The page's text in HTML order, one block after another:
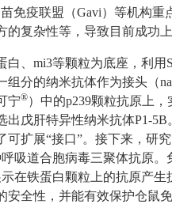
苗免疫联盟（Gavi）等机构
的复杂性等，导致目前成功
白、mi3等颗粒为底座，利
组分的纳米抗体作为接头（
宁®️）中的p239颗粒抗原上
出戊肝特异性纳米抗体P1-
可扩展“接口”。接下来，研
吸道合胞病毒三聚体抗原
在铁蛋白颗粒上的抗原产
安全性，并能有效保护仓鼠